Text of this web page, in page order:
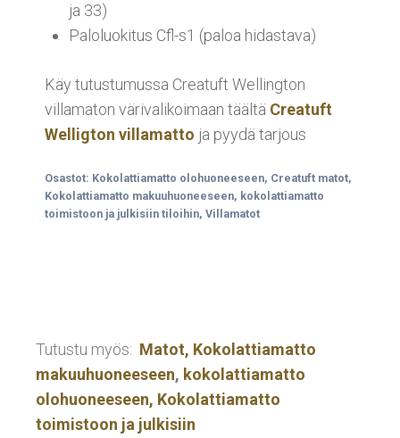
ja 33)
Paloluokitus Cfl-s1 (paloa hidastava)
Käy tutustumussa Creatuft Wellington
villamaton värivalikoimaan täältä Creatuft
Welligton villamatto ja pyydä tarjous
Osastot: Kokolattiamatto olohuoneeseen, Creatuft matot,
Kokolattiamatto makuuhuoneeseen, kokolattiamatto
toimistoon ja julkisiin tiloihin, Villamatot
Tutustu myös: Matot, Kokolattiamatto
makuuhuoneeseen, kokolattiamatto
olohuoneeseen, Kokolattiamatto
toimistoon ja julkisiin